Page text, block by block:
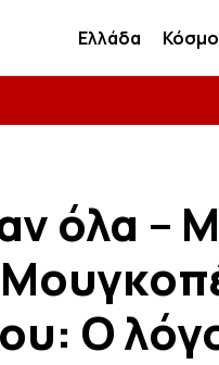
Ελλάδα
όλα –
Ο